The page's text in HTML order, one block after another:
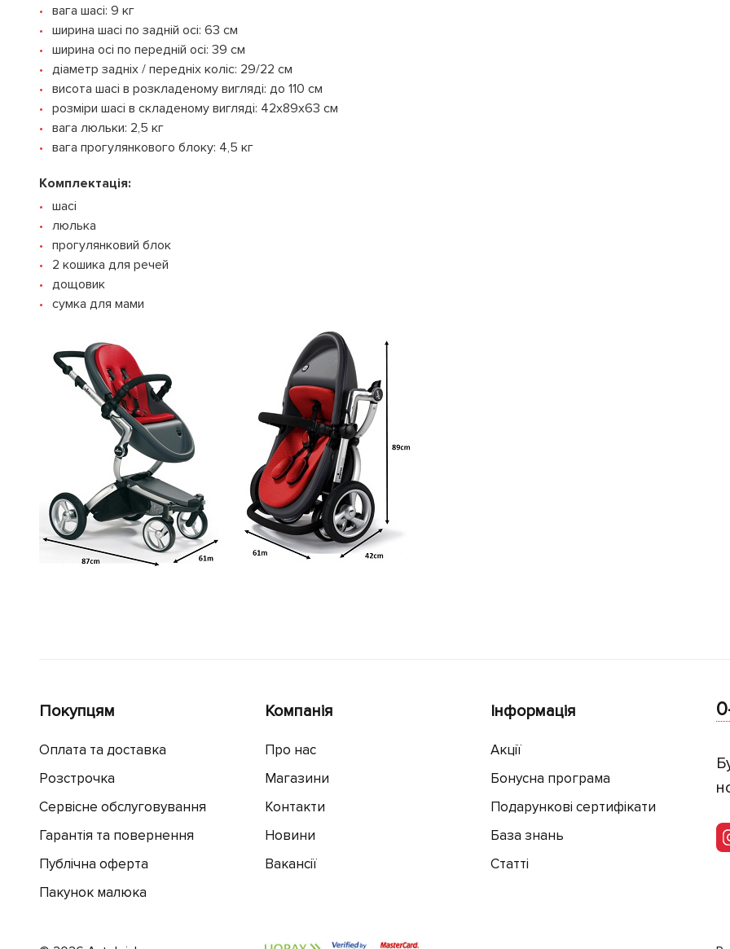
вага шасі: 9 кг
ширина шасі по задній осі: 63 см
ширина осі по передній осі: 39 см
діаметр задніх / передніх коліс: 29/22 см
висота шасі в розкладеному вигляді: до 110 см
розміри шасі в складеному вигляді: 42х89x63 см
вага люльки: 2,5 кг
вага прогулянкового блоку: 4,5 кг
Комплектація:
шасі
люлька
прогулянковий блок
2 кошика для речей
дощовик
сумка для мами
Покупцям
Оплата та доставка
Розстрочка
Сервісне обслуговування
Гарантія та повернення
Публічна оферта
Пакунок малюка
Компанія
Про нас
Магазини
Контакти
Новини
Вакансії
Інформація
Акції
Бонусна програма
Подарункові сертифікати
База знань
Статті